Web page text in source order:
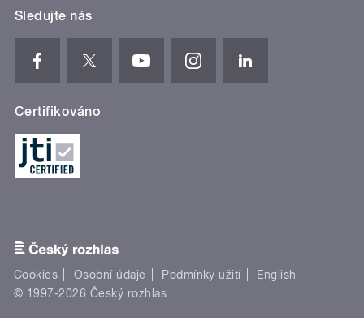
Sledujte nás
Certifikováno
Cookies Osobní údaje Podmínky užití
English
© 1997-2026 Český rozhlas